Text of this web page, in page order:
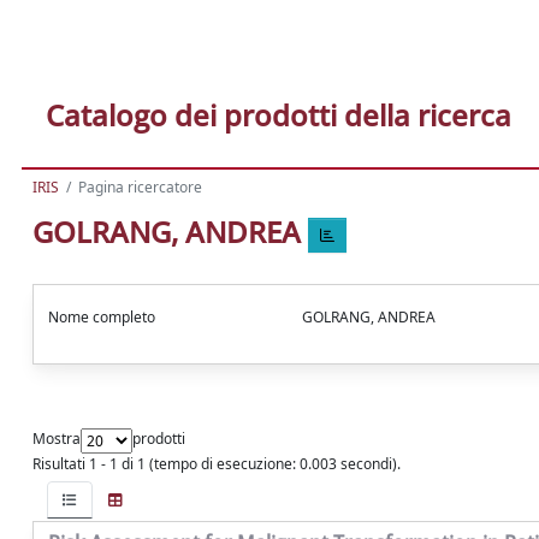
Catalogo dei prodotti della ricerca
IRIS Pagina ricercatore
GOLRANG, ANDREA
Nome completo GOLRANG, ANDREA
Mostra
prodotti
Risultati 1 - 1 di 1 (tempo di esecuzione: 0.003 secondi).